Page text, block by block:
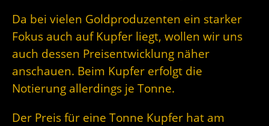
Da bei vielen Goldproduzenten ein starker
Fokus auch auf Kupfer liegt, wollen wir uns
auch dessen Preisentwicklung näher
anschauen. Beim Kupfer erfolgt die
Notierung allerdings je Tonne.
Der Preis für eine Tonne Kupfer hat am